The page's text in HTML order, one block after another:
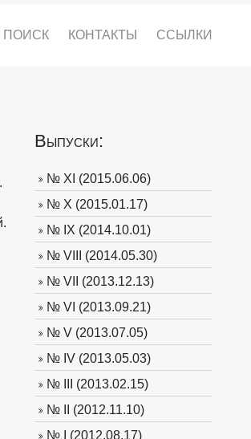
ПОИСК КОНТАКТЫ ССЫЛКИ
Выпуски:
№ XI (2015.06.06)
№ X (2015.01.17)
№ IX (2014.10.01)
№ VIII (2014.05.30)
№ VII (2013.12.13)
№ VI (2013.09.21)
№ V (2013.07.05)
№ IV (2013.05.03)
№ III (2013.02.15)
№ II (2012.11.10)
№ I (2012.08.17)